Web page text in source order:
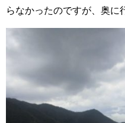
らなかったのですが、奥に